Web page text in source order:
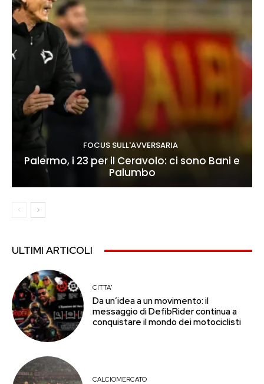
FOCUS SULL'AVVERSARIA
Palermo, i 23 per il Ceravolo: ci sono Bani e
Palumbo
ULTIMI ARTICOLI
CITTA'
Da un’idea a un movimento: il
messaggio di DefibRider continua a
conquistare il mondo dei motociclisti
CALCIOMERCATO